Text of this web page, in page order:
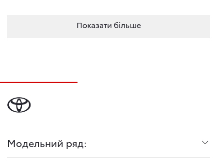
Показати більше
Модельний ряд: